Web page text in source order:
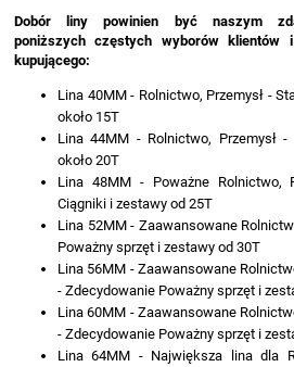
Dobór liny powinien być naszym
poniższych częstych wyborów klientów
kupującego:
Lina 40MM - Rolnictwo, Przemysł -
około 15T
Lina 44MM - Rolnictwo, Przemysł
około 20T
Lina 48MM - Poważne Rolnictwo,
Ciągniki i zestawy od 25T
Lina 52MM - Zaawansowane
Poważny sprzęt i zestawy od 30T
Lina 56MM - Zaawansowane
- Zdecydowanie Poważny sprzęt i
Lina 60MM - Zaawansowane
- Zdecydowanie Poważny sprzęt i
Lina 64MM - Największa lina dla